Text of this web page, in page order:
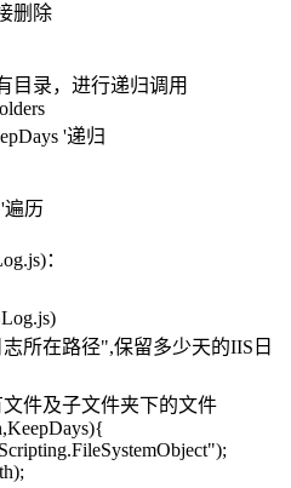
删除
目录，进行递归调用
'递归
遍历
：
所在路径",保留多少天的IIS日
件及子文件夹下的文件